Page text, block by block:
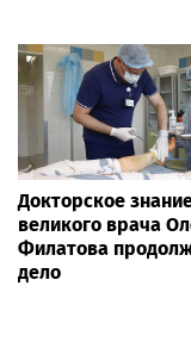
Докторское
великого врача
Филатова
дело